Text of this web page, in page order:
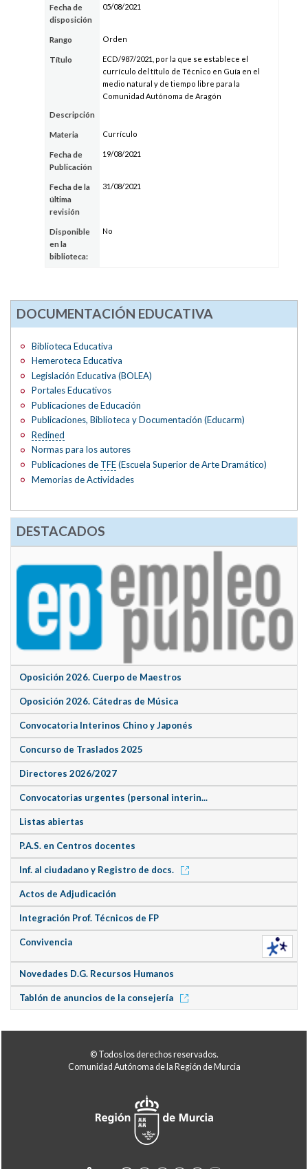
Fecha de
disposición
05/08/2021
Rango Orden
Título
ECD/987/2021, por la que se establece el
currículo del título de Técnico en Guía en el
medio natural y de tiempo libre para la
Comunidad Autónoma de Aragón
Descripción
Materia Currículo
Fecha de
Publicación
19/08/2021
Fecha de la
última
revisión
31/08/2021
Disponible
en la
biblioteca:
No
DOCUMENTACIÓN EDUCATIVA
Biblioteca Educativa
Hemeroteca Educativa
Legislación Educativa (BOLEA)
Portales Educativos
Publicaciones de Educación
Publicaciones, Biblioteca y Documentación (Educarm)
Redined
Normas para los autores
Publicaciones de TFE(Escuela Superior de Arte Dramático)
Memorias de Actividades
DESTACADOS
Oposición 2026. Cuerpo de Maestros
Oposición 2026. Cátedras de Música
Convocatoria Interinos Chino y Japonés
Concurso de Traslados 2025
Directores 2026/2027
Convocatorias urgentes (personal interin...
Listas abiertas
P.A.S. en Centros docentes
Inf. al ciudadano y Registro de docs.
Actos de Adjudicación
Integración Prof. Técnicos de FP
Convivencia
Novedades D.G. Recursos Humanos
Tablón de anuncios de la consejería
© Todos los derechos reservados.
Comunidad Autónoma de la Región de Murcia